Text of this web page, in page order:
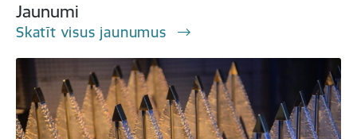
Jaunumi
Skatīt visus jaunumus